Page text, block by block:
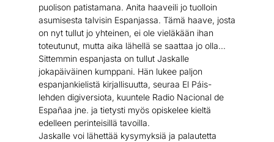
puolison patistamana. Anita haaveili jo tuolloin
asumisesta talvisin Espanjassa. Tämä haave, josta
on nyt tullut jo yhteinen, ei ole vieläkään ihan
toteutunut, mutta aika lähellä se saattaa jo olla…
Sittemmin espanjasta on tullut Jaskalle
jokapäiväinen kumppani. Hän lukee paljon
espanjankielistä kirjallisuutta, seuraa El Páis-
lehden digiversiota, kuuntele Radio Nacional de
Españaa jne. ja tietysti myös opiskelee kieltä
edelleen perinteisillä tavoilla.
Jaskalle voi lähettää kysymyksiä ja palautetta